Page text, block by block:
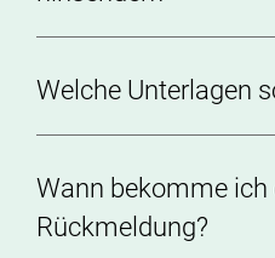
Welche Unterlagen
Wann bekomme ich
Rückmeldung?